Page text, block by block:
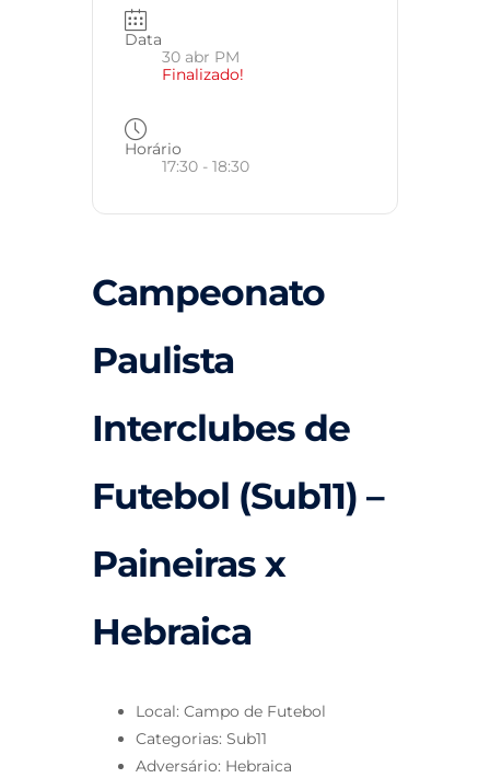
Data
30 abr PM
Finalizado!
Horário
17:30 - 18:30
Campeonato
Paulista
Interclubes de
Futebol (Sub11) –
Paineiras x
Hebraica
Local: Campo de Futebol
Categorias: Sub11
Adversário: Hebraica